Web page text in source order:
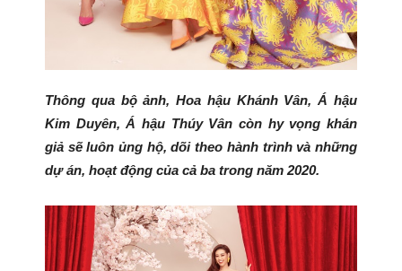
Thông qua bộ ảnh, Hoa hậu Khánh Vân, Á hậu
Kim Duyên, Á hậu Thúy Vân còn hy vọng khán
giả sẽ luôn ủng hộ, dõi theo hành trình và những
dự án, hoạt động của cả ba trong năm 2020.